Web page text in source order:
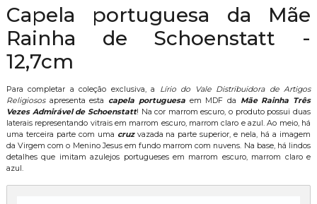
Capela portuguesa da Mãe
Rainha de Schoenstatt -
12,7cm
Para completar a coleção exclusiva, a Lírio do Vale Distribuidora de Artigos
Religiososapresenta esta capela portuguesaem MDF da
Mãe Rainha Três
Vezes Admirável de Schoenstatt! Na cor marrom escuro, o produto possui duas
laterais representando vitrais em marrom escuro, marrom claro e azul. Ao meio, há
uma terceira parte com uma cruzvazada na parte superior, e nela, há a imagem
da Virgem com o Menino Jesus em fundo marrom com nuvens. Na base, há lindos
detalhes que imitam azulejos portugueses em marrom escuro, marrom claro e
azul.